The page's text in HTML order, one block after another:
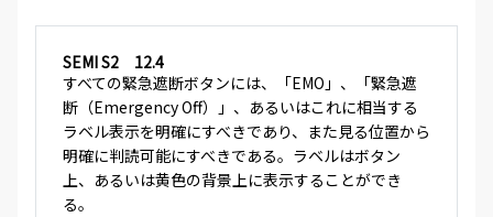
SEMI S2 12.4
すべての緊急遮断ボタンには、「EMO」、「緊急遮
断（Emergency Off）」、あるいはこれに相当する
ラベル表示を明確にすべきであり、また見る位置から
明確に判読可能にすべきである。ラベルはボタン
上、あるいは黄色の背景上に表示することができ
る。